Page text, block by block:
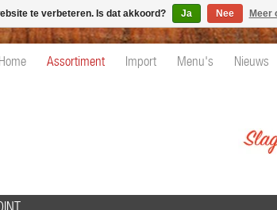
Home Assortiment Import Menu's Nieuws
te verbeteren. Is dat akkoord? Ja Nee Meer